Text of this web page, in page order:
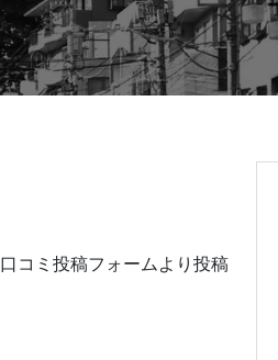
コミ投稿フォームより投稿